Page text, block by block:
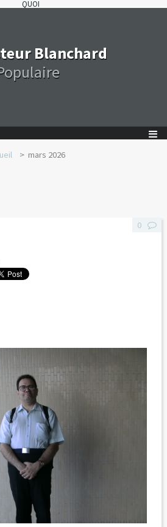
QUOI
Blanchard
mars 2026
0